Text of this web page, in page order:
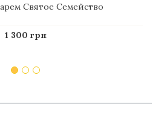
Святое Семейство
1 300 грн